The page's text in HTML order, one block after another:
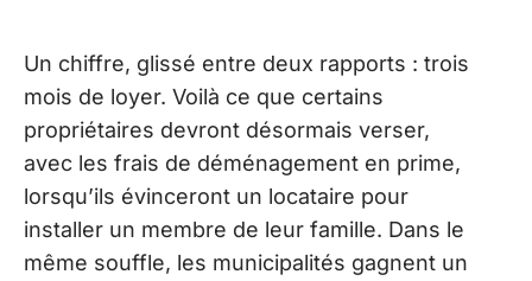
Un chiffre, glissé entre deux rapports : trois
mois de loyer. Voilà ce que certains
propriétaires devront désormais verser,
avec les frais de déménagement en prime,
lorsqu’ils évinceront un locataire pour
installer un membre de leur famille. Dans le
même souffle, les municipalités gagnent un